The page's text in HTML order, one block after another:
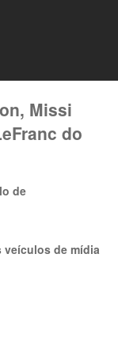
Missi
do
de
veículos de mídia